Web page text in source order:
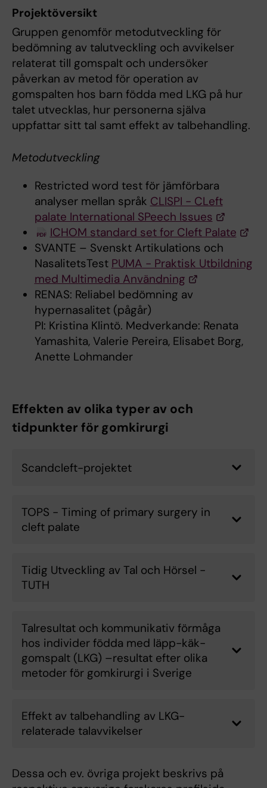
Projektöversikt
Gruppen genomför metodutveckling för
bedömning av talutveckling och avvikelser
relaterat till gomspalt och undersöker
påverkan av metod för operation av
gomspalten hos barn födda med LKG på hur
talet utvecklas, hur personerna själva
uppfattar sitt tal samt effekt av talbehandling.
Metodutveckling
Restricted word test för jämförbara
analyser mellan språk CLISPI - CLeft
palate International SPeech Issues
ICHOM standard set for Cleft Palate
SVANTE – Svenskt Artikulations och
NasalitetsTest PUMA - Praktisk Utbildning
med Multimedia Användning
RENAS: Reliabel bedömning av
hypernasalitet (pågår)
PI: Kristina Klintö. Medverkande: Renata
Yamashita, Valerie Pereira, Elisabet Borg,
Anette Lohmander
Effekten av olika typer av och
tidpunkter för gomkirurgi
Scandcleft-projektet
TOPS - Timing of primary surgery in
cleft palate
Tidig Utveckling av Tal och Hörsel -
TUTH
Talresultat och kommunikativ förmåga
hos individer födda med läpp-käk-
gomspalt (LKG) –resultat efter olika
metoder för gomkirurgi i Sverige
Effekt av talbehandling av LKG-
relaterade talavvikelser
Dessa och ev. övriga projekt beskrivs på